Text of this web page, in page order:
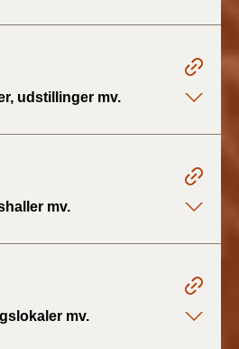
udstillinger mv.
mv.
mv.